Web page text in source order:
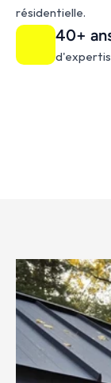
résidentielle.
40+